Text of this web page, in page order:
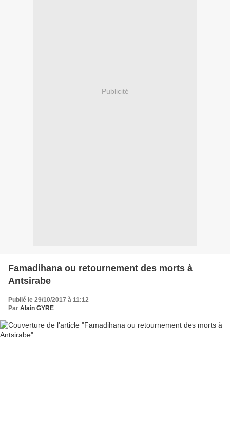
Publicité
Famadihana ou retournement des morts à
Antsirabe
Publié le 29/10/2017 à 11:12
Par Alain GYRE